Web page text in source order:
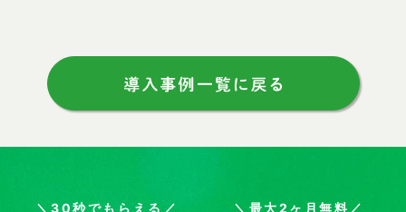
＼30秒でもらえる／ ＼最大2ヶ月無料／